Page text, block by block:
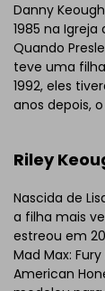
Danny
1985 na
Quando
teve uma
1992, eles
anos depois,
Riley
Nascida de
a filha mais
estreou em
Mad Max:
American